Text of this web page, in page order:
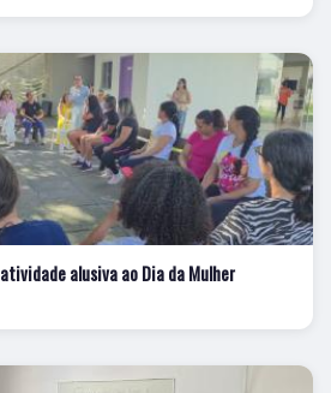
alusiva ao Dia da Mulher